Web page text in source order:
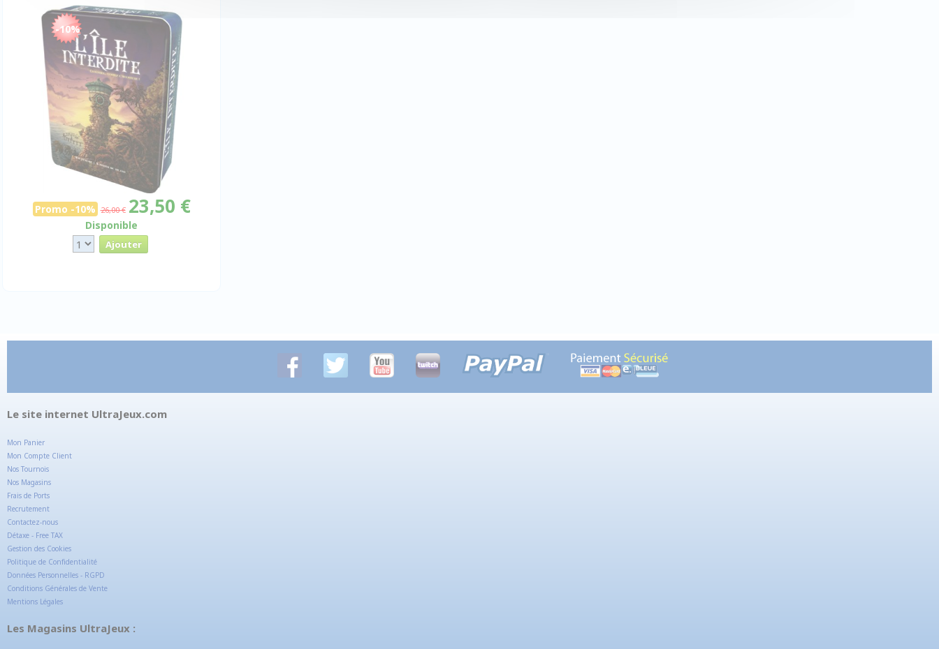
-10%
Promo -10% 26,00 € 23,50 €
Disponible
Le site internet UltraJeux.com
Mon Panier
Mon Compte Client
Nos Tournois
Nos Magasins
Frais de Ports
Recrutement
Contactez-nous
Détaxe - Free TAX
Gestion des Cookies
Politique de Confidentialité
Données Personnelles - RGPD
Conditions Générales de Vente
Mentions Légales
Les Magasins UltraJeux :